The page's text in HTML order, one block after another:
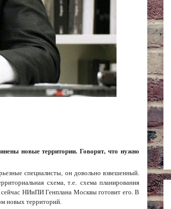
новые территории. Говорят, что нужно
специалисты, он довольно взвешенный.
схема, т.е. схема планирования
сейчас НИиПИ Генплана Москвы готовит его. В
новых территорий.